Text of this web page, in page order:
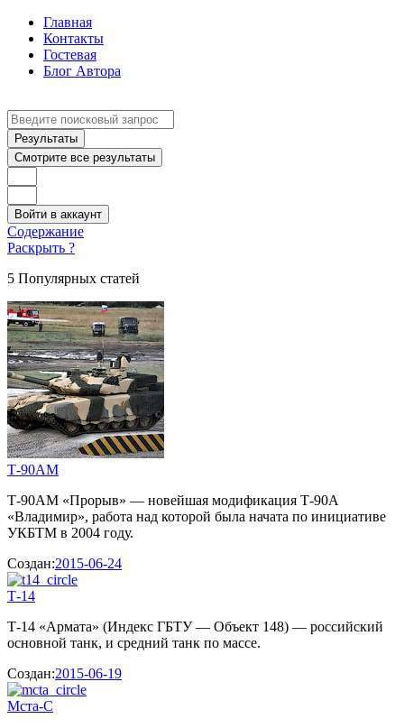
Главная
Контакты
Гостевая
Блог Автора
Search
...Результаты
Смотрите все результаты
Войти в аккаунт
Содержание
Раскрыть ?
5 Популярных статей
Т-90АМ
Т-90АМ «Прорыв» — новейшая модификация Т-90А
«Владимир», работа над которой была начата по инициативе
УКБТМ в 2004 году.
Создан:2015-06-24
Т-14
Т-14 «Армата» (Индекс ГБТУ — Объект 148) — российский
основной танк, и средний танк по массе.
Создан:2015-06-19
Мста-С